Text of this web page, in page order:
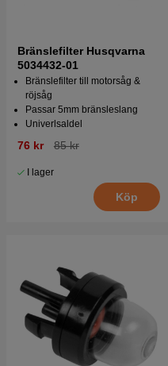
Bränslefilter Husqvarna
5034432-01
Bränslefilter till motorsåg &
röjsåg
Passar 5mm bränsleslang
Univerlsaldel
76 kr 85 kr
I lager
Köp